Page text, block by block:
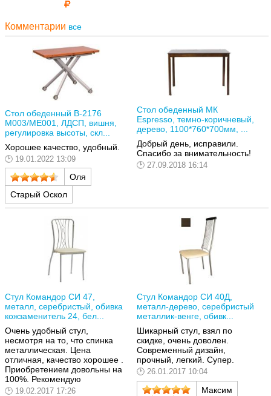
Комментарии все
Стол обеденный В-2176
М003/МЕ001, ЛДСП, вишня,
регулировка высоты, скл...
Хорошее качество, удобный.
19.01.2022 13:09
Оля
Старый Оскол
Стол обеденный МК
Espresso, темно-коричневый,
дерево, 1100*760*700мм, ...
Добрый день, исправили.
Спасибо за внимательность!
27.09.2018 16:14
Стул Командор СИ 47,
металл, серебристый, обивка
кожзаменитель 24, бел...
Очень удобный стул,
несмотря на то, что спинка
металлическая. Цена
отличная, качество хорошее .
Приобретением довольны на
100%. Рекомендую
19.02.2017 17:26
Стул Командор СИ 40Д,
металл-дерево, серебристый
металлик-венге, обивк...
Шикарный стул, взял по
скидке, очень доволен.
Современный дизайн,
прочный, легкий. Супер.
26.01.2017 10:04
Максим